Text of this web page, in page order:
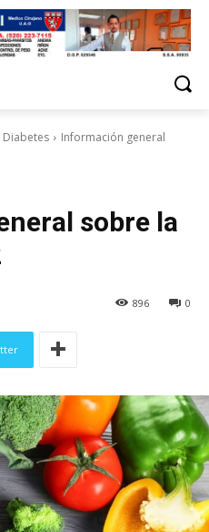
Diabetes
Información general
sobre la
0
896